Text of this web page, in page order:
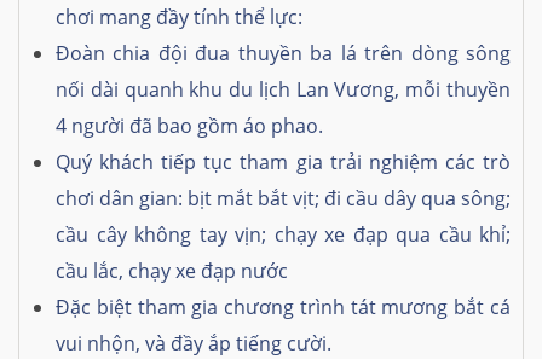
chơi mang đầy tính thể lực:
Đoàn chia đội đua thuyền ba lá trên dòng sông
nối dài quanh khu du lịch Lan Vương, mỗi thuyền
4 người đã bao gồm áo phao.
Quý khách tiếp tục tham gia trải nghiệm các trò
chơi dân gian: bịt mắt bắt vịt; đi cầu dây qua sông;
cầu cây không tay vịn; chạy xe đạp qua cầu khỉ;
cầu lắc, chạy xe đạp nước
Đặc biệt tham gia chương trình tát mương bắt cá
vui nhộn, và đầy ắp tiếng cười.